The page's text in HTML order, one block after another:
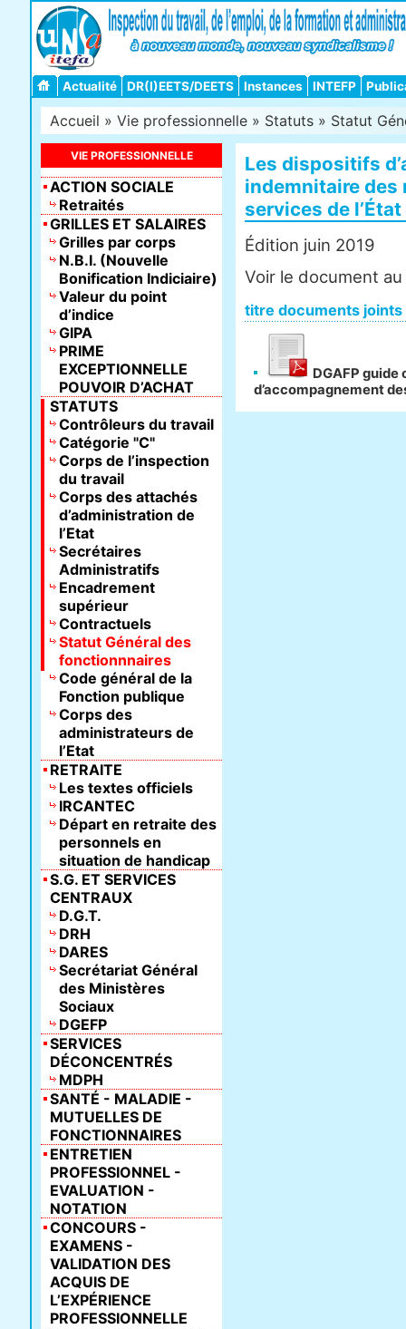
Actualité DR(I)EETS/DEETS Instances INTEFP
Accueil » Vie professionnelle » Statuts » Statut
Les dispositifs
indemnitaire
services de l’État
Édition juin 2019
Voir le document
titre documents joints
DGAFP
d’accompagnement
VIE PROFESSIONNELLE
ACTION SOCIALE
Retraités
GRILLES ET SALAIRES
Grilles par corps
N.B.I. (Nouvelle
Bonification Indiciaire)
Valeur du point
d’indice
GIPA
PRIME
EXCEPTIONNELLE
POUVOIR D’ACHAT
STATUTS
Contrôleurs du travail
Catégorie "C"
Corps de l’inspection
du travail
Corps des attachés
d’administration de
l’Etat
Secrétaires
Administratifs
Encadrement
supérieur
Contractuels
Statut Général des
fonctionnnaires
Code général de la
Fonction publique
Corps des
administrateurs de
l’Etat
RETRAITE
Les textes officiels
IRCANTEC
Départ en retraite des
personnels en
situation de handicap
S.G. ET SERVICES
CENTRAUX
D.G.T.
DRH
DARES
Secrétariat Général
des Ministères
Sociaux
DGEFP
SERVICES
DÉCONCENTRÉS
MDPH
SANTÉ - MALADIE -
MUTUELLES DE
FONCTIONNAIRES
ENTRETIEN
PROFESSIONNEL -
EVALUATION -
NOTATION
CONCOURS -
EXAMENS -
VALIDATION DES
ACQUIS DE
L’EXPÉRIENCE
PROFESSIONNELLE